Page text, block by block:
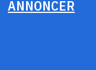
ANNONCER